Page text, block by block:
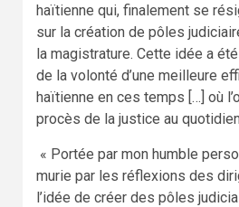
haïtienne qui, finalement se
sur la création de pôles
la magistrature. Cette idée a
de la volonté d’une meilleure
haïtienne en ces temps […] où
procès de la justice au
« Portée par mon humble
murie par les réflexions des
l’idée de créer des pôles